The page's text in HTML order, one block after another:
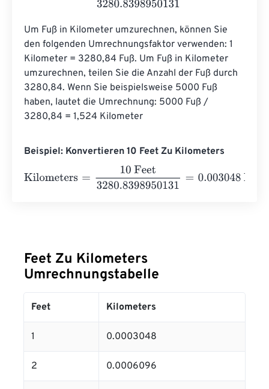
Um Fuß in Kilometer umzurechnen, können Sie
den folgenden Umrechnungsfaktor verwenden: 1
Kilometer = 3280,84 Fuß. Um Fuß in Kilometer
umzurechnen, teilen Sie die Anzahl der Fuß durch
3280,84. Wenn Sie beispielsweise 5000 Fuß
haben, lautet die Umrechnung: 5000 Fuß /
3280,84 = 1,524 Kilometer
Beispiel: Konvertieren 10 Feet Zu Kilometers
Kilometers
3280.8398950131 0.003048
Feet Zu Kilometers
Umrechnungstabelle
Feet Kilometers
1 0.0003048
2 0.0006096